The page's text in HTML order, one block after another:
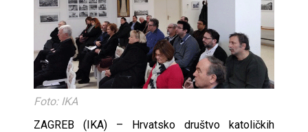
Foto: IKA
ZAGREB (IKA) – Hrvatsko društvo katoličkih